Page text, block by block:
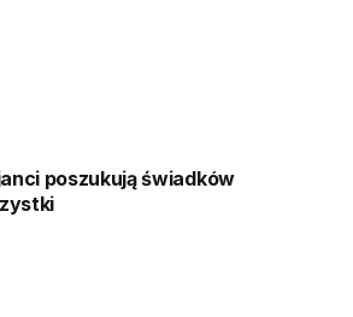
poszukują świadków